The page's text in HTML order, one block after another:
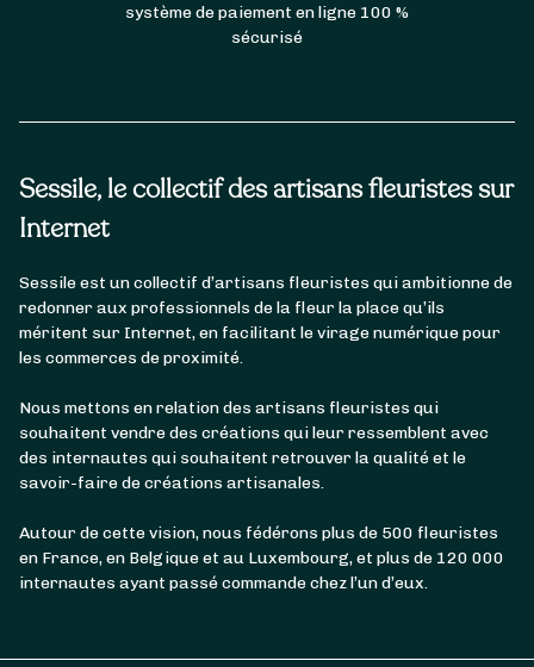
Sessile, le collectif des artisans fleuristes sur
Internet
Sessile est un collectif d’artisans fleuristes qui ambitionne de
redonner aux professionnels de la fleur la place qu’ils
méritent sur Internet, en facilitant le virage numérique pour
les commerces de proximité.
Nous mettons en relation des artisans fleuristes qui
souhaitent vendre des créations qui leur ressemblent avec
des internautes qui souhaitent retrouver la qualité et le
savoir-faire de créations artisanales.
Autour de cette vision, nous fédérons plus de 500 fleuristes
en France, en Belgique et au Luxembourg, et plus de 120 000
internautes ayant passé commande chez l’un d’eux.
système de paiement en ligne 100 %
sécurisé